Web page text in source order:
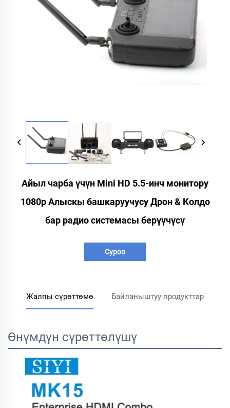
Айыл чарба үчүн Mini HD 5.5-инч монитору
1080p Алыскы башкаруучусу Дрон & Колдо
бар радио системасы берүүчүсү
Суроо
Жалпы сүрөттөмө Байланыштуу продукттар
Өнүмдүн сүрөттөлүшү